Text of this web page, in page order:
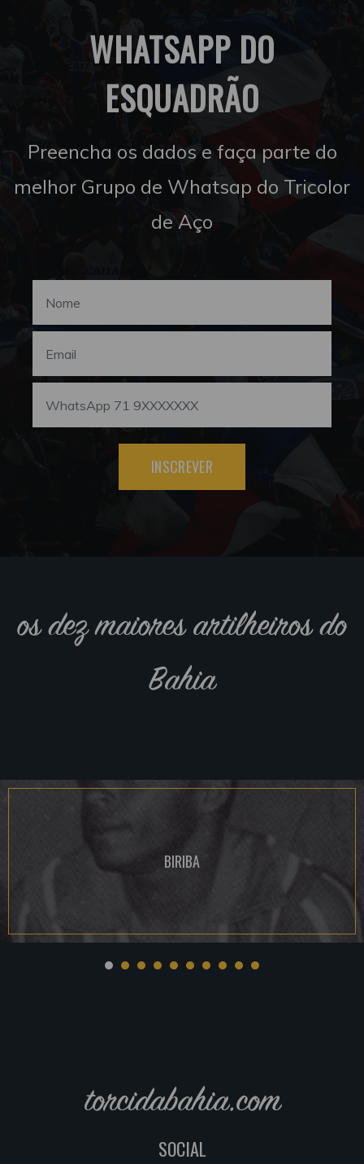
WHATSAPP DO
ESQUADRÃO
Preencha os dados e faça parte do
melhor Grupo de Whatsap do Tricolor
de Aço
INSCREVER
os dez maiores artilheiros do
Bahia
BIRIBA
torcidabahia.com
SOCIAL